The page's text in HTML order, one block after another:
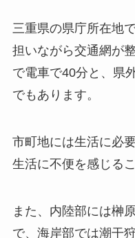
三重県の県庁所在地
担いながら交通網が
で電車で40分と、県
でもあります。
市町地には生活に必
生活に不便を感じる
また、内陸部には榊
で、海岸部では潮干